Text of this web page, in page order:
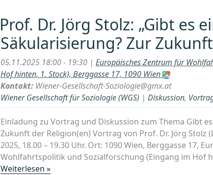
am
12.12.2025:
„Wie
politisch
darf
oder
soll
die
Soziologie
sein?““
Prof. Dr. Jörg Stolz: „Gibt es
Säkularisierung? Zur
05.11.2025 18:00 - 19:30 | Europäisches Zentrum für
Hof hinten, 1. Stock), Berggasse 17, 1090 Wien
Kontakt: Wiener-Gesellschaft-Soziologie@gmx.at
Wiener Gesellschaft für Soziologie (WGS) | Diskussion,
Einladung zu Vortrag und Diskussion zum Thema Gibt
Zukunft der Religion(en) Vortrag von Prof. Dr. Jörg Stolz
2025, 18.00 – 19.30 Uhr. Ort: 1090 Wien, Berggasse 17,
Wohlfahrtspolitik und Sozialforschung (Eingang im Hof
Weiterlesen »„Prof.